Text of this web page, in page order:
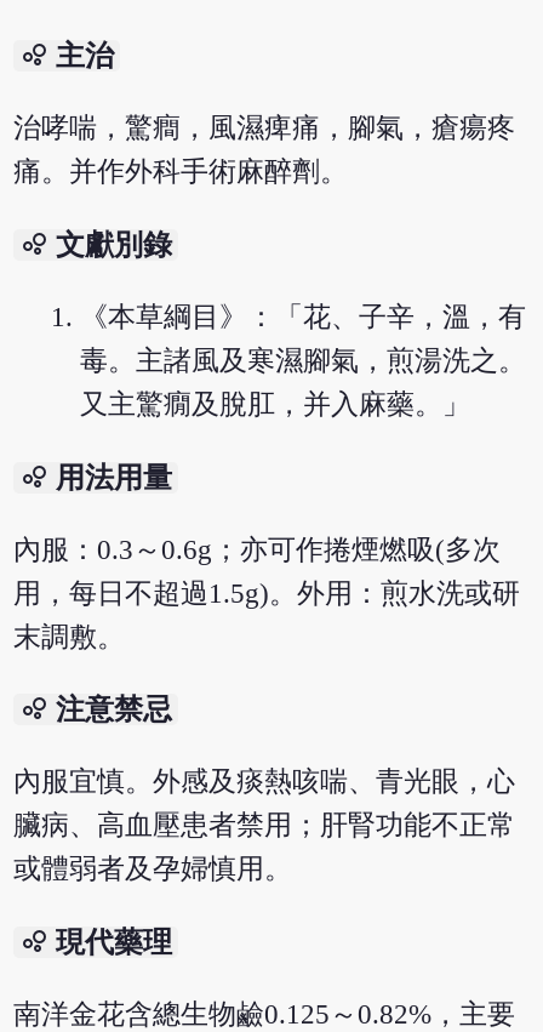
bubble_chart 主治
治哮喘，驚癎，風濕痺痛，腳氣，瘡瘍疼
痛。并作外科手術麻醉劑。
bubble_chart 文獻別錄
《本草綱目》：「花、子辛，溫，有
毒。主諸風及寒濕腳氣，煎湯洗之。
又主驚癇及脫肛，并入麻藥。」
bubble_chart 用法用量
內服：0.3～0.6g；亦可作捲煙燃吸(多次
用，每日不超過1.5g)。外用：煎水洗或研
末調敷。
bubble_chart 注意禁忌
內服宜慎。外感及痰熱咳喘、青光眼，心
臟病、高血壓患者禁用；肝腎功能不正常
或體弱者及孕婦慎用。
bubble_chart 現代藥理
南洋金花含總生物鹼0.125～0.82%，主要